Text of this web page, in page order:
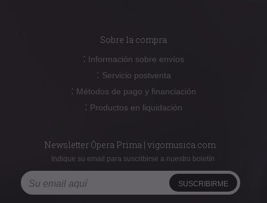
Sobre la compra
: Información sobre envíos
: Servicio postventa
: Métodos de pago y financiación
: Productos en liquidación
Newsletter Ópera Prima | vigomusica.com
Indique su email para suscribirse a nuestro boletín